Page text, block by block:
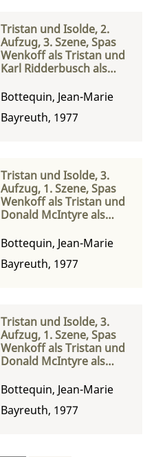
Tristan und Isolde, 2.
Aufzug, 3. Szene, Spas
Wenkoff als Tristan und
Karl Ridderbusch als
Bottequin, Jean-Marie
Bayreuth, 1977
Tristan und Isolde, 3.
Aufzug, 1. Szene, Spas
Wenkoff als Tristan und
Donald McIntyre als
Bottequin, Jean-Marie
Bayreuth, 1977
Tristan und Isolde, 3.
Aufzug, 1. Szene, Spas
Wenkoff als Tristan und
Donald McIntyre als
Bottequin, Jean-Marie
Bayreuth, 1977